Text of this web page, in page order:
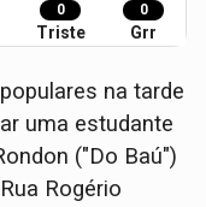
0
Triste
0
Grr
na tarde
uma estudante
("Do Baú")
Rogério